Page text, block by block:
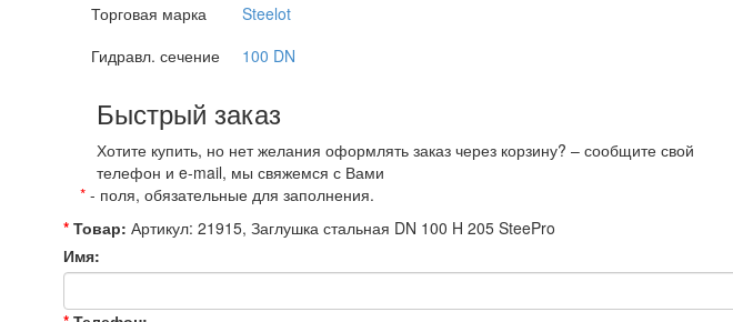
Торговая марка
Steelot
Гидравл. сечение
100 DN
Быстрый заказ
Хотите купить, но нет желания оформлять заказ через корзину? – сообщите свой
телефон и e-mail, мы свяжемся с Вами
* - поля, обязательные для заполнения.
* Товар: Артикул: 21915, Заглушка стальная DN 100 H 205 SteePro
Имя: